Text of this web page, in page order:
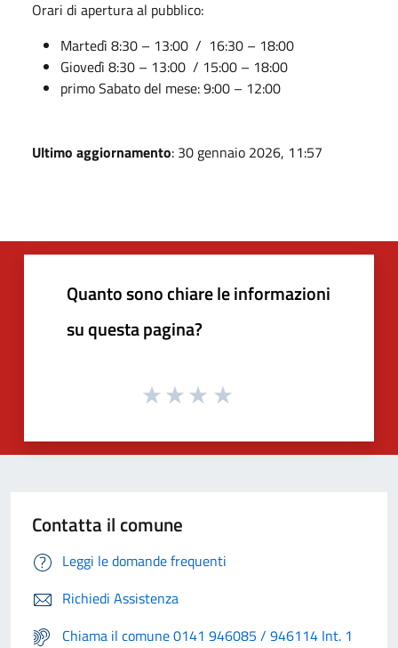
Orari di apertura al pubblico:
Martedì 8:30 – 13:00 / 16:30 – 18:00
Giovedì 8:30 – 13:00 / 15:00 – 18:00
primo Sabato del mese: 9:00 – 12:00
Ultimo aggiornamento: 30 gennaio 2026, 11:57
Quanto sono chiare le informazioni
su questa pagina?
Contatta il comune
Leggi le domande frequenti
Richiedi Assistenza
Chiama il comune 0141 946085 / 946114 Int. 1